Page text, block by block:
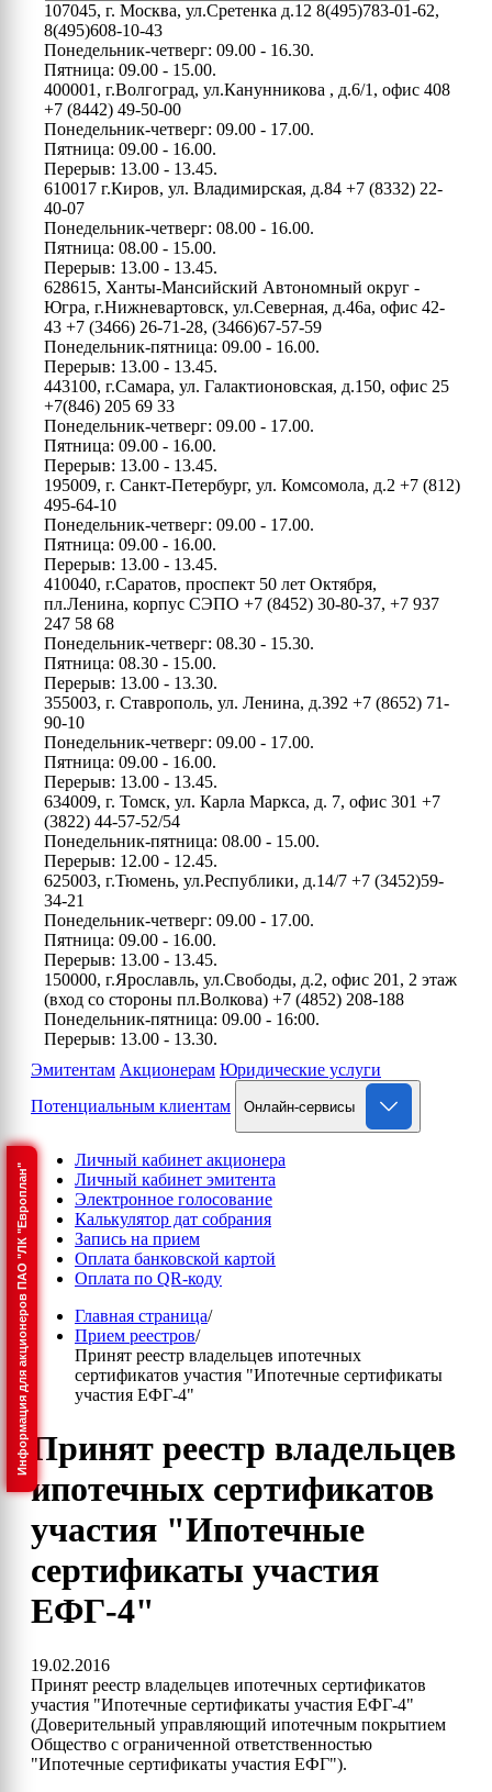
Информация для акционеров ПАО "ЛК "Европлан"
107045, г. Москва, ул.Сретенка д.12 8(495)783-01-62,
8(495)608-10-43
Понедельник-четверг: 09.00 - 16.30.
Пятница: 09.00 - 15.00.
400001, г.Волгоград, ул.Канунникова , д.6/1, офис 408
+7 (8442) 49-50-00
Понедельник-четверг: 09.00 - 17.00.
Пятница: 09.00 - 16.00.
Перерыв: 13.00 - 13.45.
610017 г.Киров, ул. Владимирская, д.84 +7 (8332) 22-
40-07
Понедельник-четверг: 08.00 - 16.00.
Пятница: 08.00 - 15.00.
Перерыв: 13.00 - 13.45.
628615, Ханты-Мансийский Автономный округ -
Югра, г.Нижневартовск, ул.Северная, д.46а, офис 42-
43 +7 (3466) 26-71-28, (3466)67-57-59
Понедельник-пятница: 09.00 - 16.00.
Перерыв: 13.00 - 13.45.
443100, г.Самара, ул. Галактионовская, д.150, офис 25
+7(846) 205 69 33
Понедельник-четверг: 09.00 - 17.00.
Пятница: 09.00 - 16.00.
Перерыв: 13.00 - 13.45.
195009, г. Санкт-Петербург, ул. Комсомола, д.2 +7 (812)
495-64-10
Понедельник-четверг: 09.00 - 17.00.
Пятница: 09.00 - 16.00.
Перерыв: 13.00 - 13.45.
410040, г.Саратов, проспект 50 лет Октября,
пл.Ленина, корпус СЭПО +7 (8452) 30-80-37, +7 937
247 58 68
Понедельник-четверг: 08.30 - 15.30.
Пятница: 08.30 - 15.00.
Перерыв: 13.00 - 13.30.
355003, г. Ставрополь, ул. Ленина, д.392 +7 (8652) 71-
90-10
Понедельник-четверг: 09.00 - 17.00.
Пятница: 09.00 - 16.00.
Перерыв: 13.00 - 13.45.
634009, г. Томск, ул. Карла Маркса, д. 7, офис 301 +7
(3822) 44-57-52/54
Понедельник-пятница: 08.00 - 15.00.
Перерыв: 12.00 - 12.45.
625003, г.Тюмень, ул.Республики, д.14/7 +7 (3452)59-
34-21
Понедельник-четверг: 09.00 - 17.00.
Пятница: 09.00 - 16.00.
Перерыв: 13.00 - 13.45.
150000, г.Ярославль, ул.Свободы, д.2, офис 201, 2 этаж
(вход со стороны пл.Волкова) +7 (4852) 208-188
Понедельник-пятница: 09.00 - 16:00.
Перерыв: 13.00 - 13.30.
Эмитентам Акционерам Юридические услуги
Потенциальным клиентам
Онлайн-сервисы
Личный кабинет акционера
Личный кабинет эмитента
Электронное голосование
Калькулятор дат собрания
Запись на прием
Оплата банковской картой
Оплата по QR-коду
Главная страница/
Прием реестров/
Принят реестр владельцев ипотечных
сертификатов участия "Ипотечные сертификаты
участия ЕФГ-4"
Принят реестр владельцев
ипотечных сертификатов
участия "Ипотечные
сертификаты участия
ЕФГ-4"
19.02.2016
Принят реестр владельцев ипотечных сертификатов
участия "Ипотечные сертификаты участия ЕФГ-4"
(Доверительный управляющий ипотечным покрытием
Общество с ограниченной ответственностью
"Ипотечные сертификаты участия ЕФГ").